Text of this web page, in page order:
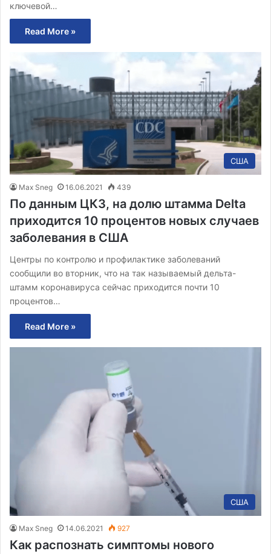
ключевой…
Read More »
США
Max Sneg 16.06.2021 439
По данным ЦКЗ, на долю штамма Delta
приходится 10 процентов новых случаев
заболевания в США
Центры по контролю и профилактике заболеваний
сообщили во вторник, что на так называемый дельта-
штамм коронавируса сейчас приходится почти 10
процентов…
Read More »
США
Max Sneg 14.06.2021 927
Как распознать симптомы нового